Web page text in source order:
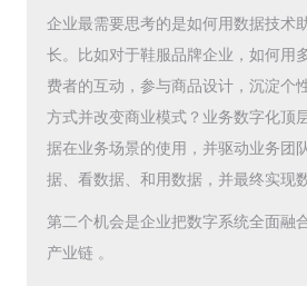
企业最需要思考的是如何用数据技术
长。比如对于鞋服品牌企业，如何用
费者的互动，参与商品设计，沉淀个
方式并改变商业模式？业务数字化顶
据在业务场景的使用，并驱动业务团
据、看数据、和用数据，并最终实现
第二个机会是企业把数字系统全面融
产业链 。